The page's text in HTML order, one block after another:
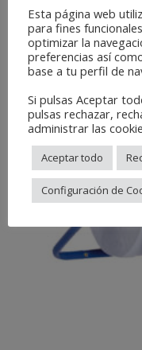
2300cc VM2300FS
Related
Esta página web
para fines
optimizar la
preferencias así
base a tu perfil de
Si pulsas Aceptar
pulsas rechazar,
administrar las
Aceptar todo
Configuración de